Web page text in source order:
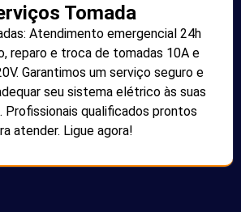
Tomada
Atendimento emergencial 24h
reparo e troca de tomadas 10A e
Garantimos um serviço seguro e
seu sistema elétrico às suas
Profissionais qualificados prontos
atender. Ligue agora!